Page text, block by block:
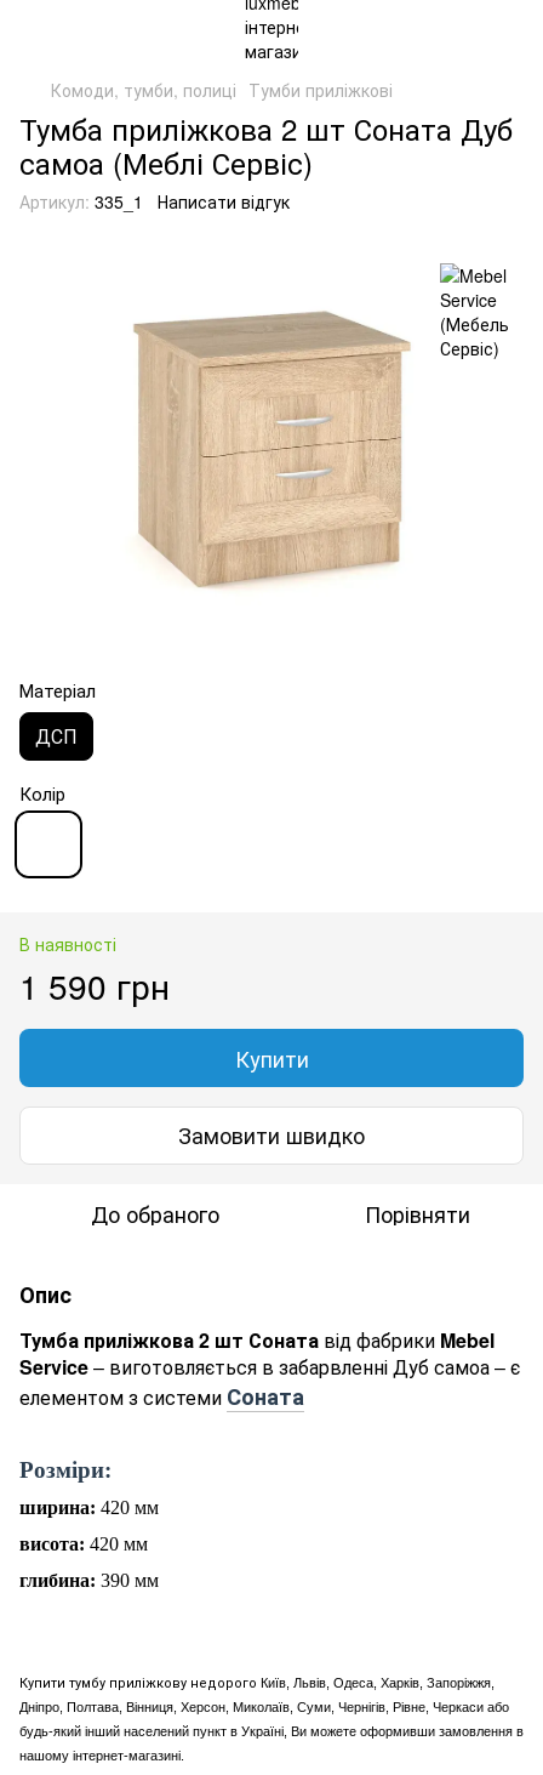
Комоди, тумби, полиці Тумби приліжкові
Тумба приліжкова 2 шт Соната Дуб
самоа (Меблі Сервіс)
Артикул: 335_1 Написати відгук
Матеріал
ДСП
Колір
В наявності
1 590 грн
Купити
Замовити швидко
До обраного Порівняти
Опис
Тумба приліжкова 2 шт Соната від фабрики Mebel
Service– виготовляється в забарвленні Дуб самоа – є
елементом з системи Соната
Розміри:
ширина: 420 мм
висота: 420 мм
глибина: 390 мм
Купити тумбу приліжкову недорого Київ, Львів, Одеса, Харків, Запоріжжя,
Дніпро, Полтава, Вінниця, Херсон, Миколаїв, Суми, Чернігів, Рівне, Черкаси або
будь-який інший населений пункт в Україні, Ви можете оформивши замовлення в
нашому інтернет-магазині.